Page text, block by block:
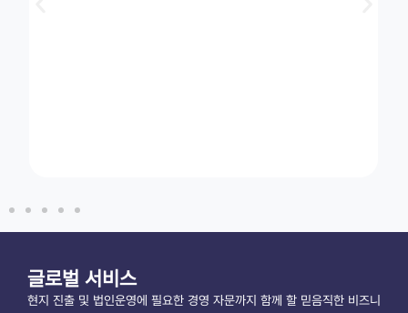
글로벌 서비스
현지 진출 및 법인운영에 필요한 경영 자문까지 함께 할 믿음직한 비즈니